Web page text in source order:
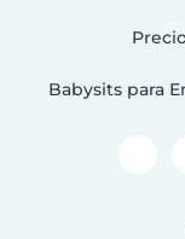
Babysits para